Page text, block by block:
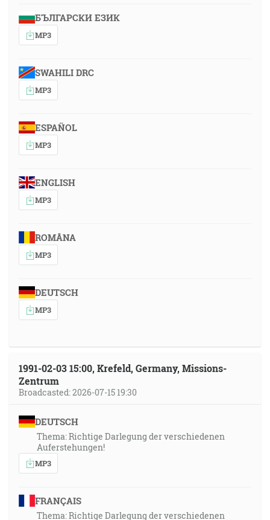
БЪЛГАРСКИ ЕЗИК
MP3
SWAHILI DRC
MP3
ESPAÑOL
MP3
ENGLISH
MP3
ROMÂNA
MP3
DEUTSCH
MP3
1991-02-03 15:00, Krefeld, Germany, Missions-
Zentrum
Broadcasted: 2026-07-15 19:30
DEUTSCH
Thema: Richtige Darlegung der verschiedenen
Auferstehungen!
MP3
FRANÇAIS
Thema: Richtige Darlegung der verschiedenen